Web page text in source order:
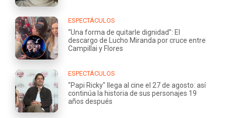
ESPECTÁCULOS
“Una forma de quitarle dignidad”: El
descargo de Lucho Miranda por cruce entre
Campillai y Flores
ESPECTÁCULOS
"Papi Ricky" llega al cine el 27 de agosto: así
continúa la historia de sus personajes 19
años después